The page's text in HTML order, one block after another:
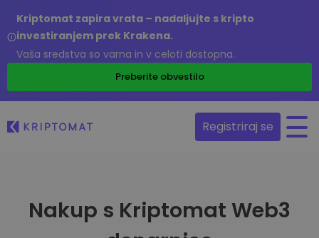
Kriptomat zapira vrata – nadaljujte s kripto
investiranjem prek Krakena.
Vaša sredstva so varna in v celoti dostopna.
Preberite obvestilo
Registriraj se
Nakup s Kriptomat Web3